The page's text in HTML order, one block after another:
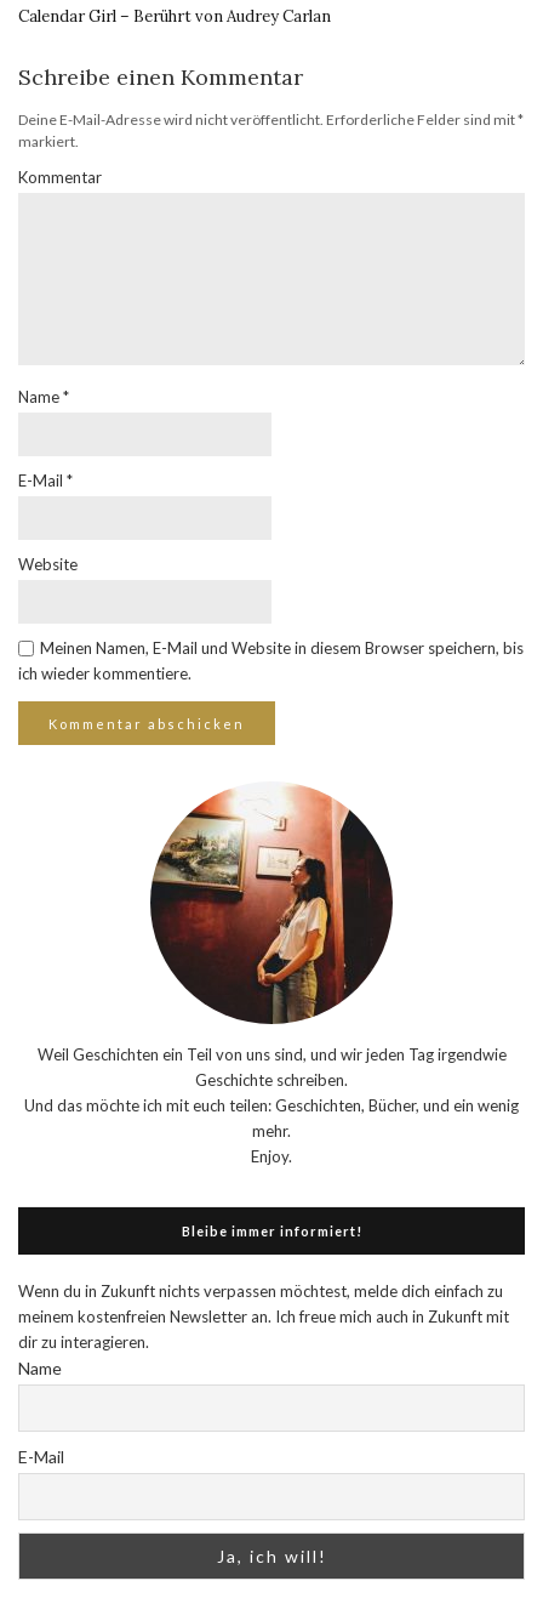
Calendar Girl – Berührt von Audrey Carlan
Schreibe einen Kommentar
Deine E-Mail-Adresse wird nicht veröffentlicht. Erforderliche Felder sind mit*
markiert.
Kommentar
Name*
E-Mail *
Website
Meinen Namen, E-Mail und Website in diesem Browser speichern, bis
ich wieder kommentiere.
Weil Geschichten ein Teil von uns sind, und wir jeden Tag irgendwie
Geschichte schreiben.
Und das möchte ich mit euch teilen: Geschichten, Bücher, und ein wenig
mehr.
Enjoy.
Bleibe immer informiert!
Wenn du in Zukunft nichts verpassen möchtest, melde dich einfach zu
meinem kostenfreien Newsletter an. Ich freue mich auch in Zukunft mit
dir zu interagieren.
Name
E-Mail